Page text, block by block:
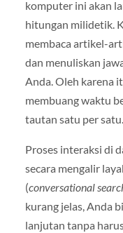
komputer ini akan
hitungan milidetik.
membaca artikel-
dan menuliskan
Anda. Oleh karena
membuang waktu
tautan satu per satu.
Proses interaksi di
secara mengalir
(conversational
kurang jelas, Anda
lanjutan tanpa